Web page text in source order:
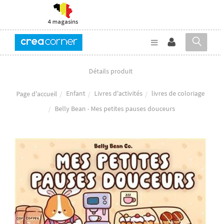
4 magasins
Détails produit
Page d'accueil Enfant Livres d'activités
livres de coloriage
Belly Bean - Mes petites pauses douceurs